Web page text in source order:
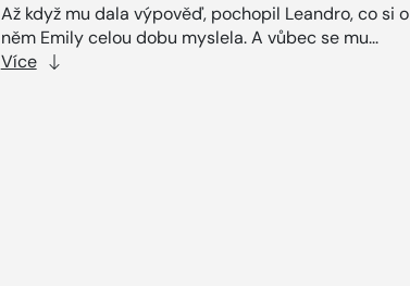
Až když mu dala výpověď, pochopil Leandro, co si o
něm Emily celou dobu myslela. A vůbec se mu...
Více